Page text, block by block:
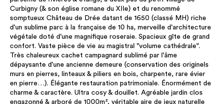
Curbigny (& son église romane du XIIe) et du renommé
somptueux Château de Drée datant de 1650 (classé MH) riche
d'un sublime parc à la française de 10 ha, merveille d'architecture
végétale doté d'une magnifique roseraie. Spacieux gîte de grand
confort. Vaste pièce de vie au magistral "volume cathédrale".
Très chaleureux cachet campagnard sublimé par l'âme
dépaysante d'une ancienne demeure (conservation des originels
murs en pierres, linteaux & piliers en bois, charpente, rare évier
en pierre…). Élégante restauration patrimoniale. Énormément de
charme & caractère. Ultra cosy & douillet. Agréable jardin clos
engazonné & arboré de 1000m², véritable aire de jeux naturelle